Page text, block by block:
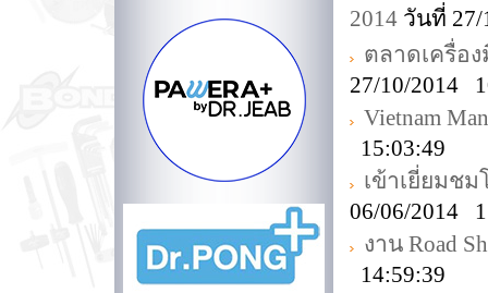
2014 วันที่ 27/
ตลาดเครื่อ
27/10/2014
Vietnam
15:03:49
เข้าเยี่ยมชม
06/06/2014
งาน Road
14:59:39